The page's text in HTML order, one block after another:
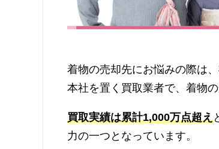
着物の売却先にお悩みの際は
本社を置く買取業者で、着物
買取実績は累計1,000万点超え
力の一つとなっています。